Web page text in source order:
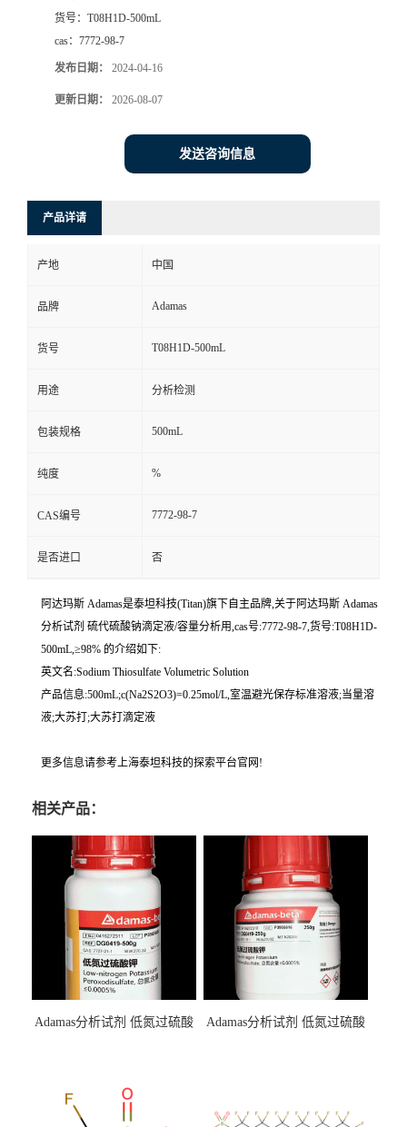
货号： T08H1D-500mL
cas： 7772-98-7
发布日期： 2024-04-16
更新日期： 2026-08-07
发送咨询信息
产品详请
产地 中国
品牌 Adamas
货号 T08H1D-500mL
用途 分析检测
包装规格 500mL
纯度 %
CAS编号 7772-98-7
是否进口 否
阿达玛斯 Adamas是泰坦科技(Titan)旗下自主品牌,关于阿达玛斯 Adamas
分析试剂 硫代硫酸钠滴定液/容量分析用,cas号:7772-98-7,货号:T08H1D-
500mL,≥98% 的介绍如下:
英文名:Sodium Thiosulfate Volumetric Solution
产品信息:500mL;c(Na2S2O3)=0.25mol/L,室温避光保存标准溶液;当量溶
液;大苏打;大苏打滴定液
更多信息请参考上海泰坦科技的探索平台官网!
相关产品：
Adamas分析试剂 低氮过硫酸
（泰坦现货供应）
Adamas分析试剂 低氮过硫酸